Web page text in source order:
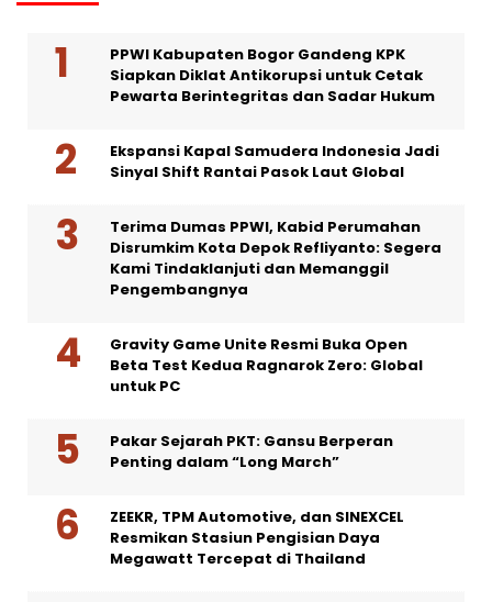
PPWI Kabupaten Bogor Gandeng KPK
Siapkan Diklat Antikorupsi untuk Cetak
Pewarta Berintegritas dan Sadar Hukum
Ekspansi Kapal Samudera Indonesia Jadi
Sinyal Shift Rantai Pasok Laut Global
Terima Dumas PPWI, Kabid Perumahan
Disrumkim Kota Depok Refliyanto: Segera
Kami Tindaklanjuti dan Memanggil
Pengembangnya
Gravity Game Unite Resmi Buka Open
Beta Test Kedua Ragnarok Zero: Global
untuk PC
Pakar Sejarah PKT: Gansu Berperan
Penting dalam “Long March”
ZEEKR, TPM Automotive, dan SINEXCEL
Resmikan Stasiun Pengisian Daya
Megawatt Tercepat di Thailand